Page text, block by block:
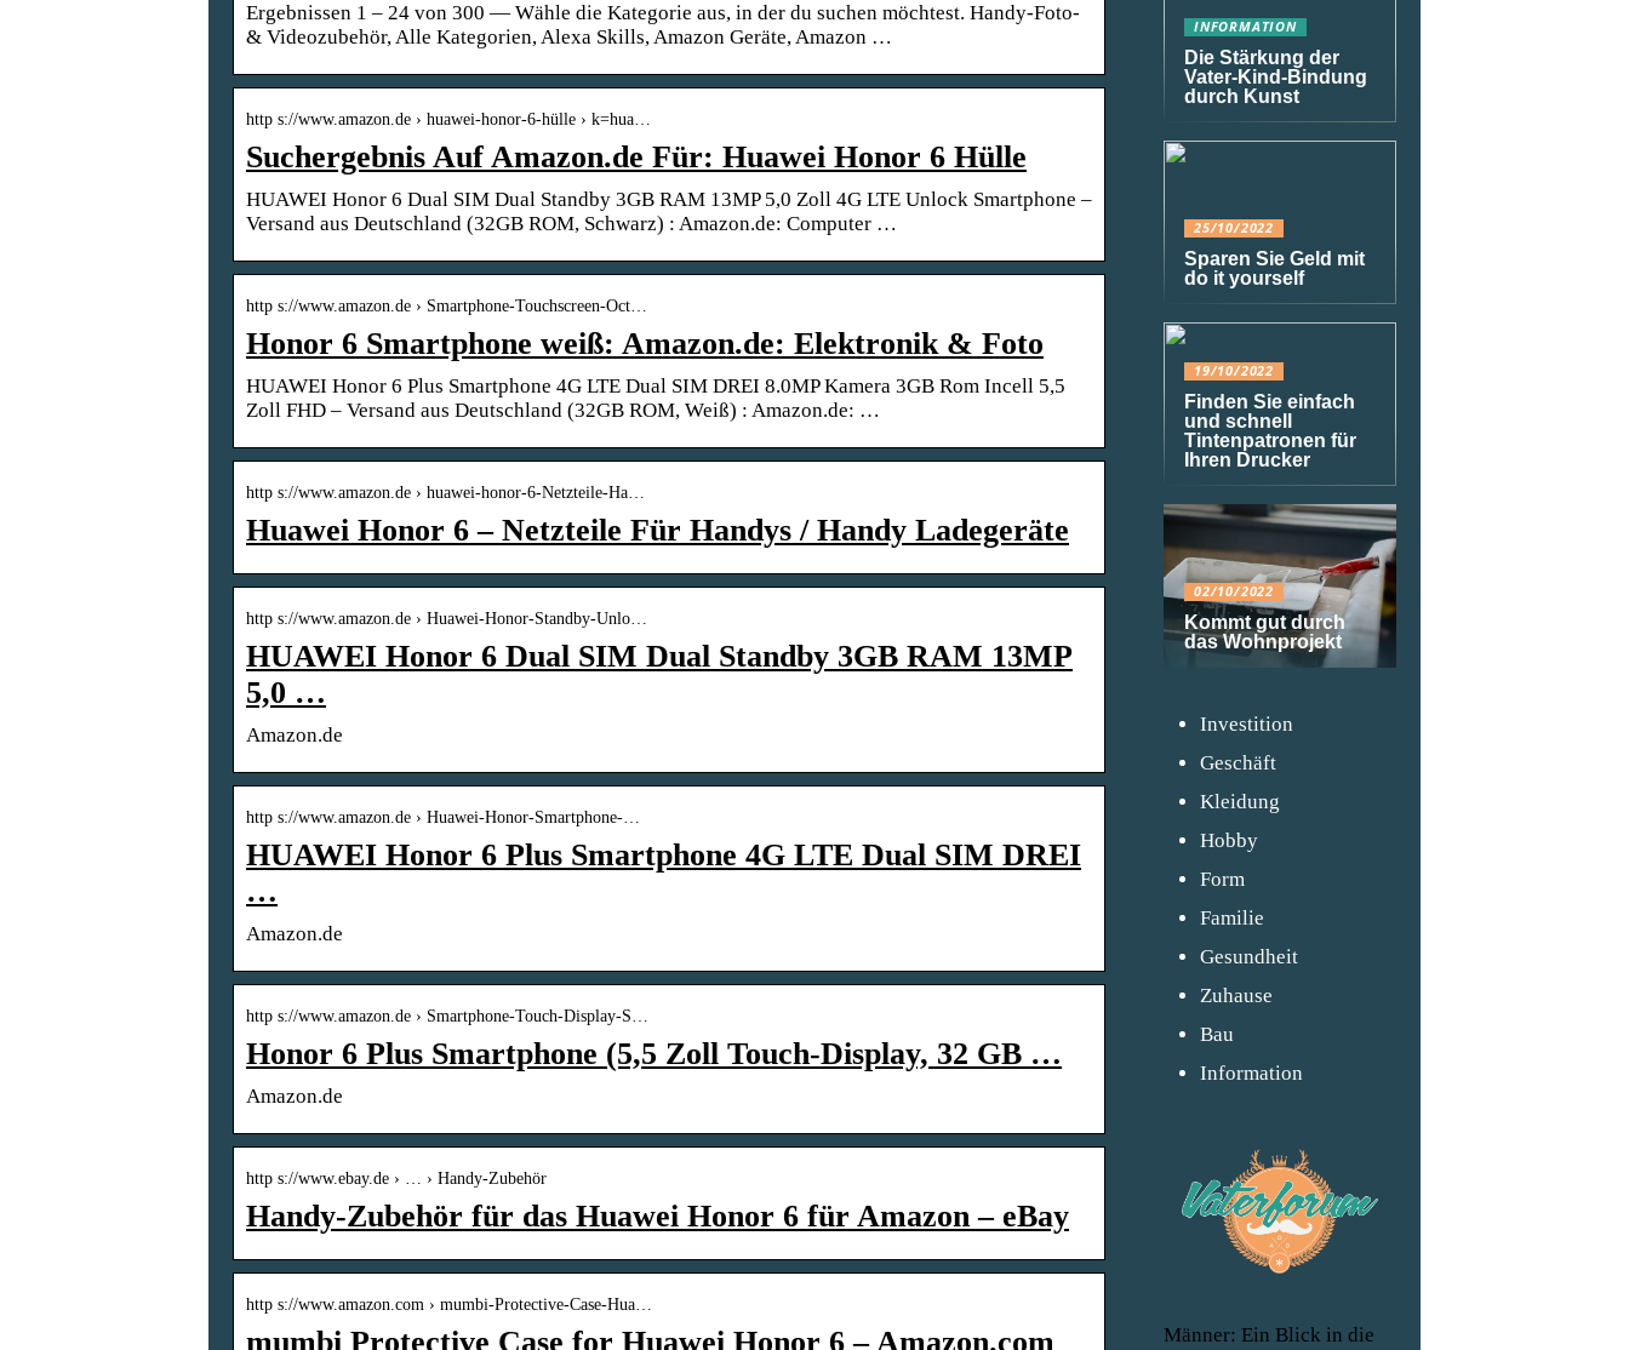
Ergebnissen 1 – 24 von 300 — Wähle die Kategorie aus, in der du suchen möchtest. Handy-Foto-
& Videozubehör, Alle Kategorien, Alexa Skills, Amazon Geräte, Amazon …
http s://www.amazon.de › huawei-honor-6-hülle › k=hua…
Suchergebnis Auf Amazon.de Für: Huawei Honor 6 Hülle
HUAWEI Honor 6 Dual SIM Dual Standby 3GB RAM 13MP 5,0 Zoll 4G LTE Unlock Smartphone –
Versand aus Deutschland (32GB ROM, Schwarz) : Amazon.de: Computer …
http s://www.amazon.de › Smartphone-Touchscreen-Oct…
Honor 6 Smartphone weiß: Amazon.de: Elektronik & Foto
HUAWEI Honor 6 Plus Smartphone 4G LTE Dual SIM DREI 8.0MP Kamera 3GB Rom Incell 5,5
Zoll FHD – Versand aus Deutschland (32GB ROM, Weiß) : Amazon.de: …
http s://www.amazon.de › huawei-honor-6-Netzteile-Ha…
Huawei Honor 6 – Netzteile Für Handys / Handy Ladegeräte
http s://www.amazon.de › Huawei-Honor-Standby-Unlo…
HUAWEI Honor 6 Dual SIM Dual Standby 3GB RAM 13MP
5,0 …
Amazon.de
http s://www.amazon.de › Huawei-Honor-Smartphone-…
HUAWEI Honor 6 Plus Smartphone 4G LTE Dual SIM DREI
…
Amazon.de
http s://www.amazon.de › Smartphone-Touch-Display-S…
Honor 6 Plus Smartphone (5,5 Zoll Touch-Display, 32 GB …
Amazon.de
http s://www.ebay.de › … › Handy-Zubehör
Handy-Zubehör für das Huawei Honor 6 für Amazon – eBay
http s://www.amazon.com › mumbi-Protective-Case-Hua…
mumbi Protective Case for Huawei Honor 6 – Amazon.com
INFORMATION
Die Stärkung der
Vater-Kind-Bindung
durch Kunst
25/10/2022
Sparen Sie Geld mit
do it yourself
19/10/2022
Finden Sie einfach
und schnell
Tintenpatronen für
Ihren Drucker
02/10/2022
Kommt gut durch
das Wohnprojekt
Investition
Geschäft
Kleidung
Hobby
Form
Familie
Gesundheit
Zuhause
Bau
Information
Männer: Ein Blick in die